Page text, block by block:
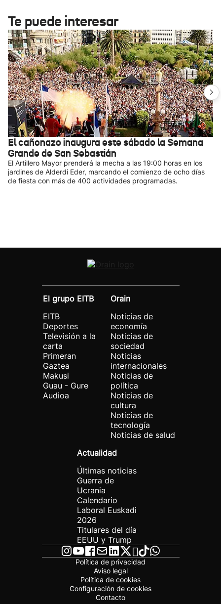
Te puede interesar
El cañonazo inaugura este sábado la Semana
Grande de San Sebastián
El Artillero Mayor prenderá la mecha a las 19:00 horas en los
jardines de Alderdi Eder, marcando el comienzo de ocho días
de fiesta con más de 400 actividades programadas.
El grupo EITB
EITB
Deportes
Televisión a la
carta
Primeran
Gaztea
Makusi
Guau - Gure
Audioa
Orain
Noticias de
economía
Noticias de
sociedad
Noticias
internacionales
Noticias de
política
Noticias de
cultura
Noticias de
tecnología
Noticias de salud
Actualidad
Últimas noticias
Guerra de
Ucrania
Calendario
Laboral Euskadi
2026
Titulares del día
EEUU y Trump
Política de privacidad
Aviso legal
Política de cookies
Configuración de cookies
Contacto